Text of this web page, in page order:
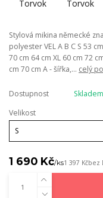
Stylová mikina německé
polyester VEL A B C S 53
70 cm 64 cm XL 60 cm 72
cm 70 cm A - šířka,... celý
Dostupnost
Skladem
Velikost
1 690 Kč/ks1 397 Kčbez